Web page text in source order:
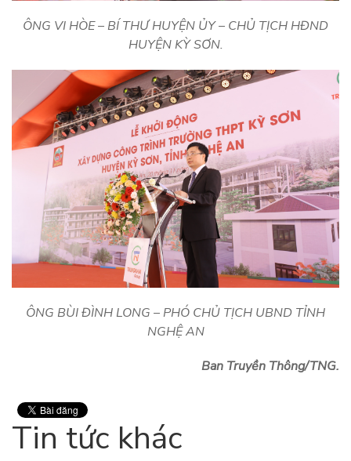
ÔNG VI HÒE – BÍ THƯ HUYỆN ỦY – CHỦ TỊCH HĐND
HUYỆN KỲ SƠN.
ÔNG BÙI ĐÌNH LONG – PHÓ CHỦ TỊCH UBND TỈNH
NGHỆ AN
Ban Truyền Thông/TNG.
Tin tức khác